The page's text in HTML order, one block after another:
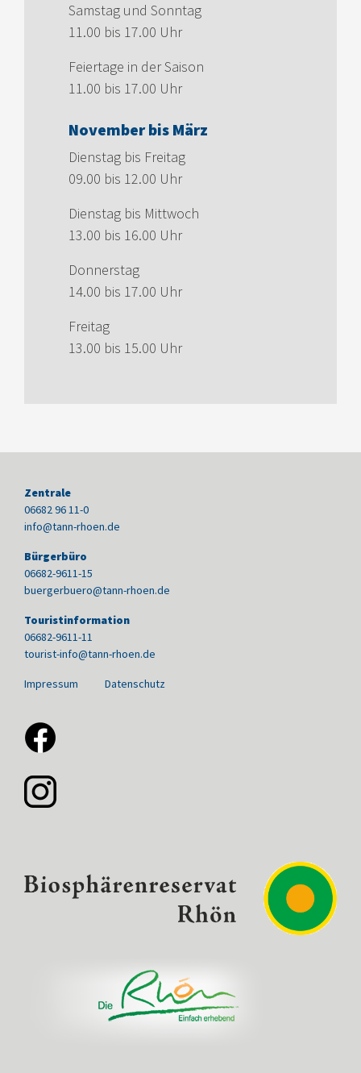
Samstag und Sonntag
11.00 bis 17.00 Uhr
Feiertage in der Saison
11.00 bis 17.00 Uhr
November bis März
Dienstag bis Freitag
09.00 bis 12.00 Uhr
Dienstag bis Mittwoch
13.00 bis 16.00 Uhr
Donnerstag
14.00 bis 17.00 Uhr
Freitag
13.00 bis 15.00 Uhr
Zentrale
06682 96 11-0
info@tann-rhoen.de
Bürgerbüro
06682-9611-15
buergerbuero@tann-rhoen.de
Touristinformation
06682-9611-11
tourist-info@tann-rhoen.de
Impressum Datenschutz